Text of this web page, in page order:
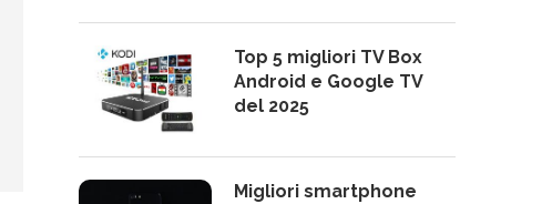
Top 5 migliori TV Box
Android e Google TV
del 2025
Migliori smartphone